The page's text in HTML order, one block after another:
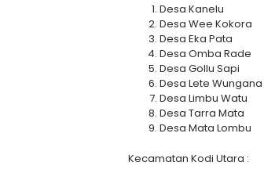
Desa Kanelu
Desa Wee Kokora
Desa Eka Pata
Desa Omba Rade
Desa Gollu Sapi
Desa Lete Wungana
Desa Limbu Watu
Desa Tarra Mata
Desa Mata Lombu
Kecamatan Kodi Utara :